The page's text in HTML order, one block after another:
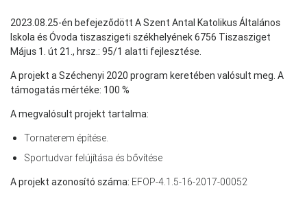
2023.08.25-én befejeződött A Szent Antal Katolikus Általános
Iskola és Óvoda tiszaszigeti székhelyének 6756 Tiszasziget
Május 1. út 21., hrsz.: 95/1 alatti fejlesztése.
A projekt a Széchenyi 2020 program keretében valósult meg. A
támogatás mértéke: 100 %
A megvalósult projekt tartalma:
Tornaterem építése.
Sportudvar felújítása és bővítése
Aprojekt azonosító száma: EFOP-4.1.5-16-2017-00052